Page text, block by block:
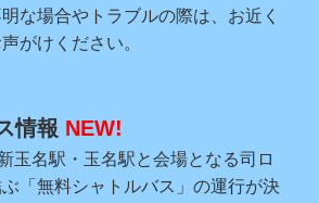
な場合やトラブルの際は、お近く
がけください。
情報 NEW!
玉名駅・玉名駅と会場となる司ロ
「無料シャトルバス」の運行が決